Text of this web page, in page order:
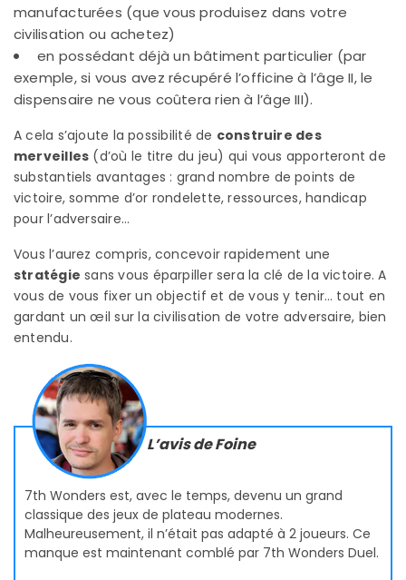
manufacturées (que vous produisez dans votre
civilisation ou achetez)
en possédant déjà un bâtiment particulier (par
exemple, si vous avez récupéré l’officine à l’âge II, le
dispensaire ne vous coûtera rien à l’âge III).
A cela s’ajoute la possibilité de construire des
merveilles (d’où le titre du jeu) qui vous apporteront de
substantiels avantages : grand nombre de points de
victoire, somme d’or rondelette, ressources, handicap
pour l’adversaire…
Vous l’aurez compris, concevoir rapidement une
stratégie sans vous éparpiller sera la clé de la victoire. A
vous de vous fixer un objectif et de vous y tenir… tout en
gardant un œil sur la civilisation de votre adversaire, bien
entendu.
L’avis de Foine
7th Wonders est, avec le temps, devenu un grand
classique des jeux de plateau modernes.
Malheureusement, il n’était pas adapté à 2 joueurs. Ce
manque est maintenant comblé par 7th Wonders Duel.